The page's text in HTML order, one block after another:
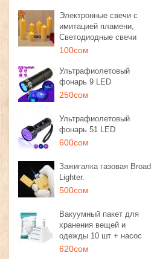
Электронные свечи с
имитацией пламени,
Светодиодные свечи
100сом
Ультрафиолетовый
фонарь 9 LED
250сом
Ультрафиолетовый
фонарь 51 LED
600сом
Зажигалка газовая Broad
Lighter.
500сом
Вакуумный пакет для
хранения вещей и
одежды 10 шт + насос
620сом